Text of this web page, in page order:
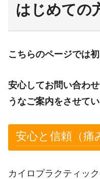
はじめての
こちらのページでは
安心してお問い合わ
うなご案内をさせて
安心と信頼（痛
カイロプラクティッ